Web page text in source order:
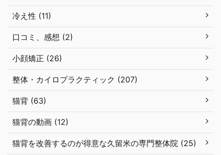
冷え性 (11)
口コミ、感想 (2)
小顔矯正 (26)
整体・カイロプラクティック (207)
猫背 (63)
猫背の動画 (12)
猫背を改善するのが得意な久留米の専門整体院 (25)